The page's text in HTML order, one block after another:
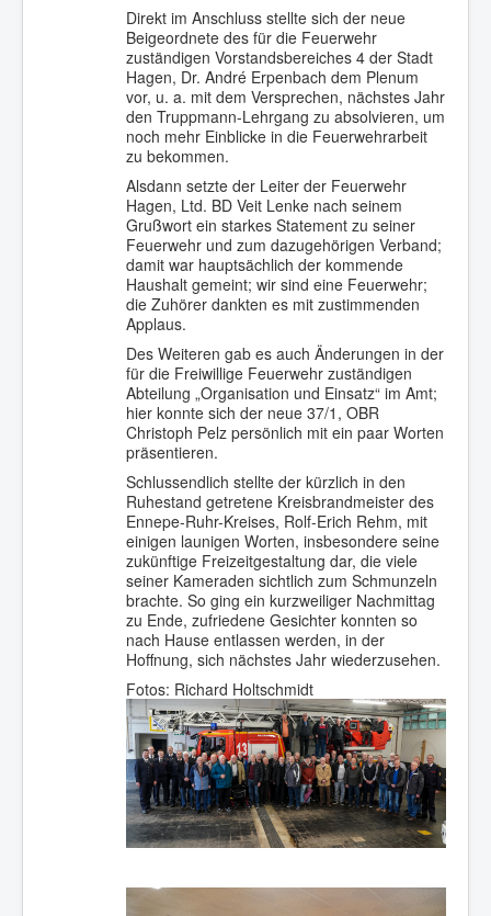
Direkt im Anschluss stellte sich der neue
Beigeordnete des für die Feuerwehr
zuständigen Vorstandsbereiches 4 der Stadt
Hagen, Dr. André Erpenbach dem Plenum
vor, u. a. mit dem Versprechen, nächstes Jahr
den Truppmann-Lehrgang zu absolvieren, um
noch mehr Einblicke in die Feuerwehrarbeit
zu bekommen.
Alsdann setzte der Leiter der Feuerwehr
Hagen, Ltd. BD Veit Lenke nach seinem
Grußwort ein starkes Statement zu seiner
Feuerwehr und zum dazugehörigen Verband;
damit war hauptsächlich der kommende
Haushalt gemeint; wir sind eine Feuerwehr;
die Zuhörer dankten es mit zustimmenden
Applaus.
Des Weiteren gab es auch Änderungen in der
für die Freiwillige Feuerwehr zuständigen
Abteilung „Organisation und Einsatz“ im Amt;
hier konnte sich der neue 37/1, OBR
Christoph Pelz persönlich mit ein paar Worten
präsentieren.
Schlussendlich stellte der kürzlich in den
Ruhestand getretene Kreisbrandmeister des
Ennepe-Ruhr-Kreises, Rolf-Erich Rehm, mit
einigen launigen Worten, insbesondere seine
zukünftige Freizeitgestaltung dar, die viele
seiner Kameraden sichtlich zum Schmunzeln
brachte. So ging ein kurzweiliger Nachmittag
zu Ende, zufriedene Gesichter konnten so
nach Hause entlassen werden, in der
Hoffnung, sich nächstes Jahr wiederzusehen.
Fotos: Richard Holtschmidt